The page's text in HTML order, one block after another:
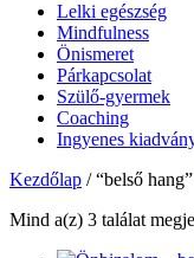
Lelki egészség
Mindfulness
Önismeret
Párkapcsolat
Szülő-gyermek
Coaching
Ingyenes
Kezdőlap / “belső
Mind a(z) 3 találat